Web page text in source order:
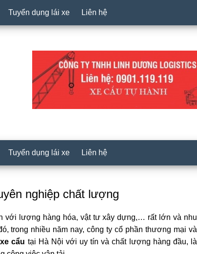
Tuyển dụng lái xe Liên hệ
Tuyển dụng lái xe Liên hệ
nghiệp chất lượng
với lượng hàng hóa, vật tư xây dựng,… rất lớn và nhu
trong nhiều năm nay, công ty cổ phần thương mại và
cẩu tại Hà Nội với uy tín và chất lượng hàng đầu, là